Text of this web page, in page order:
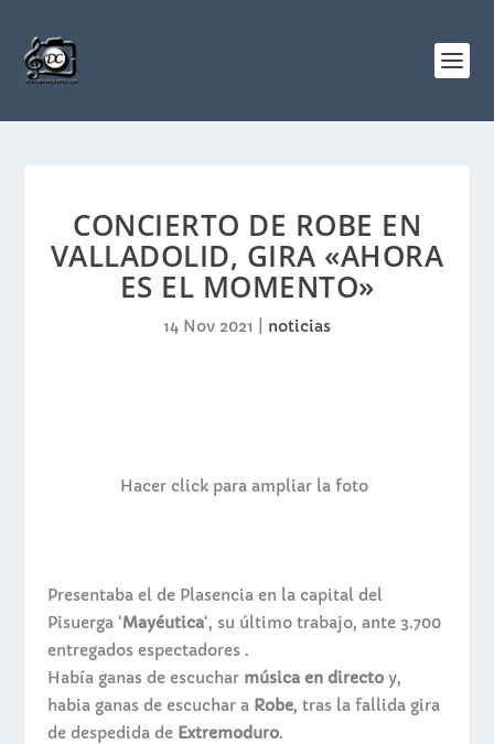
CONCIERTO DE ROBE EN
VALLADOLID, GIRA «AHORA
ES EL MOMENTO»
14 Nov 2021 noticias
Hacer click para ampliar la foto
Presentaba el de Plasencia en la capital del
Pisuerga ‘Mayéutica‘, su último trabajo, ante 3.700
entregados espectadores .
Había ganas de escucharmúsica en directoy,
habia ganas de escuchar a Robe, tras la fallida gira
de despedida deExtremoduro.